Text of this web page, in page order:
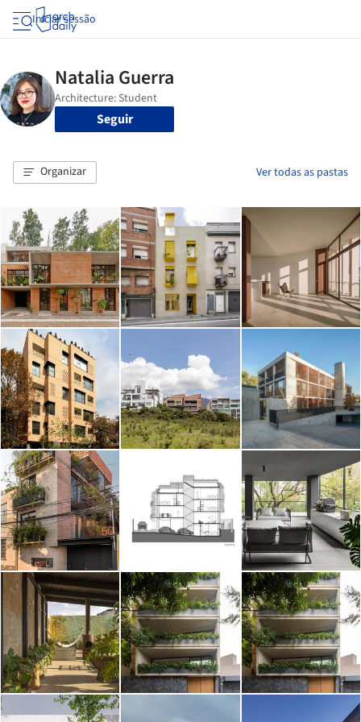
Iniciar sessão
Seguir
Organizar Ver todas as pastas